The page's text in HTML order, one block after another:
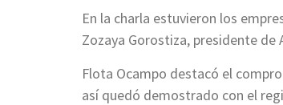
En la charla estuvieron los
Zozaya Gorostiza, presidente de
Flota Ocampo destacó el
así quedó demostrado con el